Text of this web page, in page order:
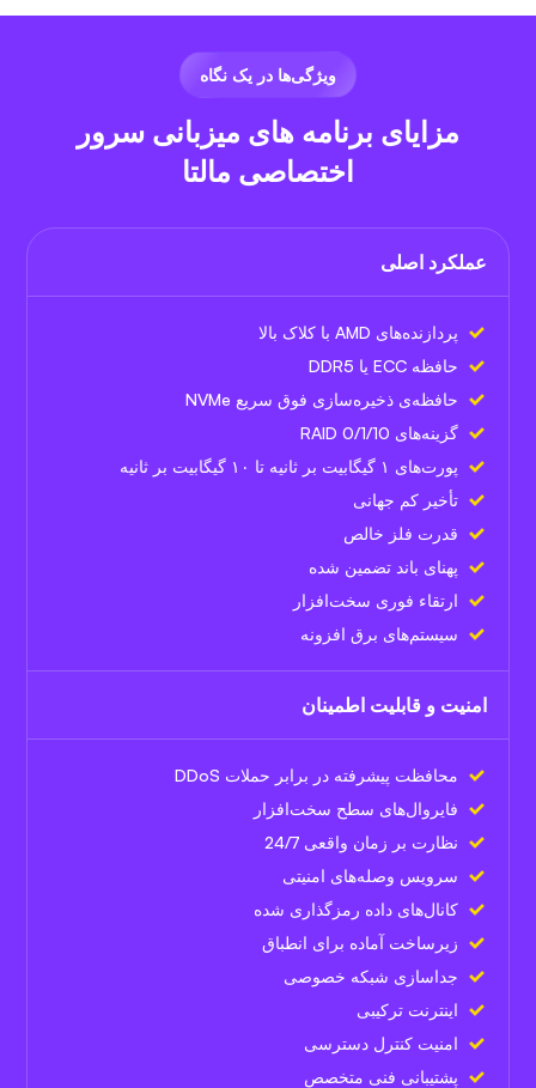
ویژگی‌ها در یک نگاه
مزایای برنامه های میزبانی سرور
اختصاصی مالتا
عملکرد اصلی
پردازنده‌های AMD با کلاک بالا
حافظه ECC یا DDR5
حافظه‌ی ذخیره‌سازی فوق سریع NVMe
گزینه‌های RAID 0/1/10
پورت‌های ۱ گیگابیت بر ثانیه تا ۱۰ گیگابیت بر ثانیه
تأخیر کم جهانی
قدرت فلز خالص
پهنای باند تضمین شده
ارتقاء فوری سخت‌افزار
سیستم‌های برق افزونه
امنیت و قابلیت اطمینان
محافظت پیشرفته در برابر حملات DDoS
فایروال‌های سطح سخت‌افزار
نظارت بر زمان واقعی 24/7
سرویس وصله‌های امنیتی
کانال‌های داده رمزگذاری شده
زیرساخت آماده برای انطباق
جداسازی شبکه خصوصی
اینترنت ترکیبی
امنیت کنترل دسترسی
پشتیبانی فنی متخصص